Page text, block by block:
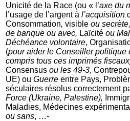
Unicité de la Race (ou « l’axe du
l’usage de l’argent àl’acquisition
Consommation,visible ou
de banque ou avec, Laïcitéou
Déchéance volontaire,
(pour aider le Conseiller politique
compris tous ces imprimés
Consensusou les 49-3,
UE) ouGuerre entre Pays,
séculaires résolus correctement
Force (Ukraine, Palestine),
Maladies, Médecines
ou sans, …-